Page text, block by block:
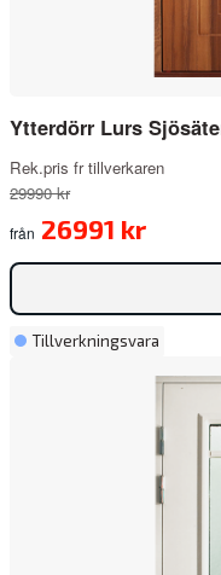
Gediget hantverk:
ytterdörrar av högsta
Brett sortiment:
Säkerhet i fokus:
konstruktion.
Flexibel design:
Beställ från
Lurs Dörr är det perfekta
säkerhet. Upptäck vårt
som passar just ditt
mer om hur Lurs Dörr kan
Ytterdörr Lurs
Rek.pris fr tillverkaren
29990 kr
från 26991 kr
Tillverkningsvara